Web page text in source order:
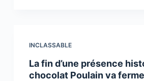
INCLASSABLE
La fin d’une présence
chocolat Poulain va